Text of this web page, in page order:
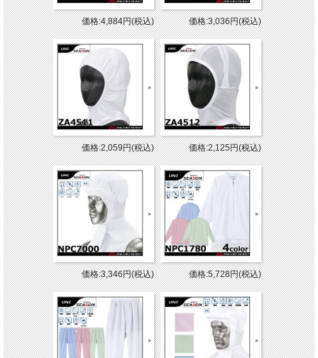
価格:4,884円(税込) 価格:3,036円(税込)
価格:2,059円(税込) 価格:2,125円(税込)
価格:3,346円(税込) 価格:5,728円(税込)